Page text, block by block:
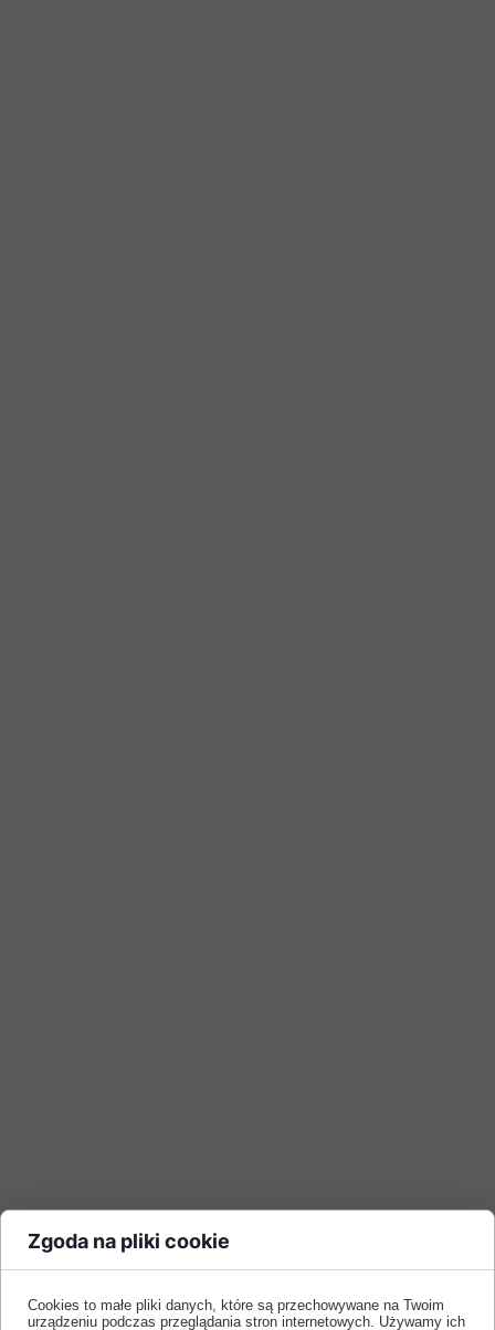
Zgoda na pliki cookie
Cookies to małe pliki danych, które są przechowywane na Twoim
urządzeniu podczas przeglądania stron internetowych. Używamy ich